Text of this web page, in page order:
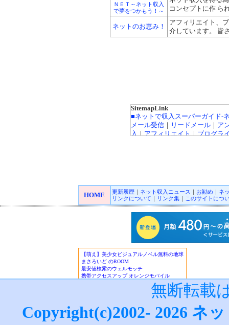
ＮＥＴ～ネット収入
で夢をつかもう！～
コンセプトに作 ら
ネットのお恵み！
アフィリエイト、
介しています。 皆
SitemapLink
■ネットで収入スーパーガイド-
メール受信 ｜ リードメール ｜ ア
入
｜ アフィリエイト ｜ ブログラ
■オンラインカジノ☆スーパー
Playtech/プレイテック ｜
ロゲーミング｜CryptoLogic/ク
■★オンラインカジノ
オンラインカジノニュース
■アフィリエイトガイド｜アダ
フィリエイト｜ 広告主/マーチャ
■ネット収入NAVI
報！
■楽天銀行/イーバンクebank銀行
設・利用法詳細｜ネットライフ
(ザ・ビートルズ/The Beatles・
HOME 更新履歴｜ ネット収入ニュース ｜ お勧め｜ ネ
リンクについて ｜ リンク集｜ このサイトにつ
無断転載
Copyright(c)2002- 2026 ネ